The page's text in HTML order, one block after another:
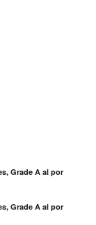
Grade A al por
Grade A al por